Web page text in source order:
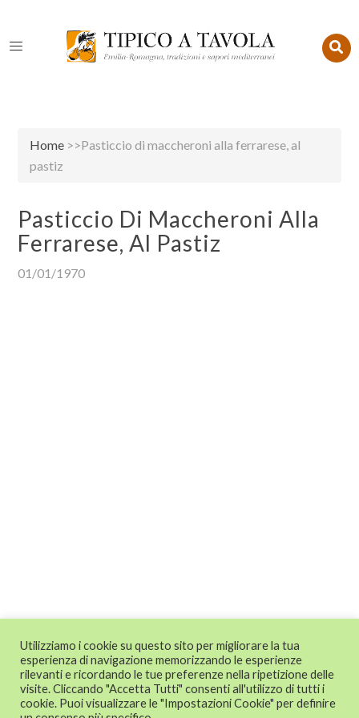
Home >>Pasticcio di maccheroni alla ferrarese, al
pastiz
Pasticcio Di Maccheroni Alla
Ferrarese, Al Pastiz
01/01/1970
Utilizziamo i cookie su questo sito per migliorare la tua
esperienza di navigazione memorizzando le esperienze
rilevanti e ricordando le tue preferenze nella ripetizione delle
visite. Cliccando "Accetta Tutti" consenti all'utilizzo di tutti i
cookie. Puoi visualizzare le "Impostazioni Cookie" per definire